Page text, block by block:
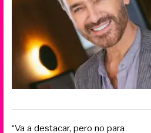
“Va a destacar, pero no para